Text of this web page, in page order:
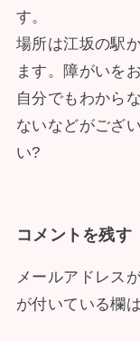
す。
場所は江坂の駅
ます。障がいを
自分でもわから
ないなどがござ
い?
コメントを残す
メールアドレス
が付いている欄